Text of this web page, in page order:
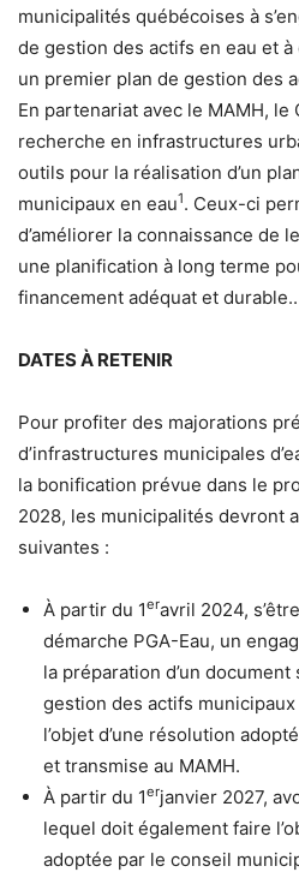
municipalités québécoises à
de gestion des actifs en eau et
un premier plan de gestion des
En partenariat avec le MAMH, le
recherche en infrastructures
outils pour la réalisation d’un
municipaux en eau1. Ceux-ci
d’améliorer la connaissance de
une planification à long terme
financement adéquat et durable..
DATES À RETENIR
Pour profiter des majorations
d’infrastructures municipales
la bonification prévue dans le
2028, les municipalités devront
suivantes :
À partir du 1eravril 2024,
démarche PGA-Eau, un
la préparation d’un
gestion des actifs
l’objet d’une résolution
et transmise au MAMH.
À partir du 1erjanvier 2027,
lequel doit également faire
adoptée par le conseil